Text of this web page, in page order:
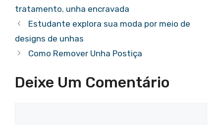
tratamento, unha encravada
Estudante explora sua moda por meio de
designs de unhas
Como Remover Unha Postiça
Deixe Um Comentário